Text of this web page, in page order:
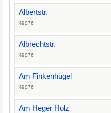
Albertstr.
49076
Albrechtstr.
49076
Am Finkenhügel
49076
Am Heger Holz